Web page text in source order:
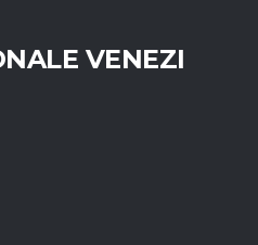
VENEZIA